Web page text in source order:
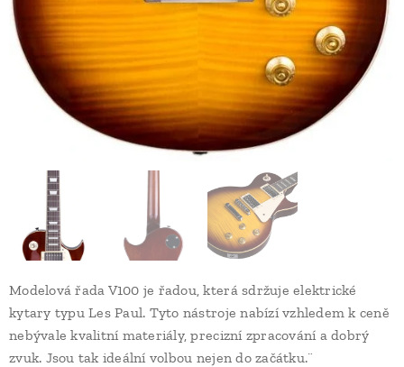
Modelová řada V100 je řadou, která sdržuje elektrické
kytary typu Les Paul. Tyto nástroje nabízí vzhledem k ceně
nebývale kvalitní materiály, precizní zpracování a dobrý
zvuk. Jsou tak ideální volbou nejen do začátku.¨